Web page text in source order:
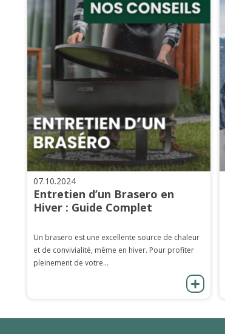
07.10.2024
Entretien d’un Brasero en
Hiver : Guide Complet
Un brasero est une excellente source de chaleur
et de convivialité, même en hiver. Pour profiter
pleinement de votre...